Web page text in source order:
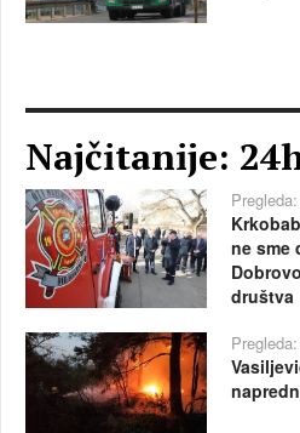
Najčitanije:
ne sme
društva